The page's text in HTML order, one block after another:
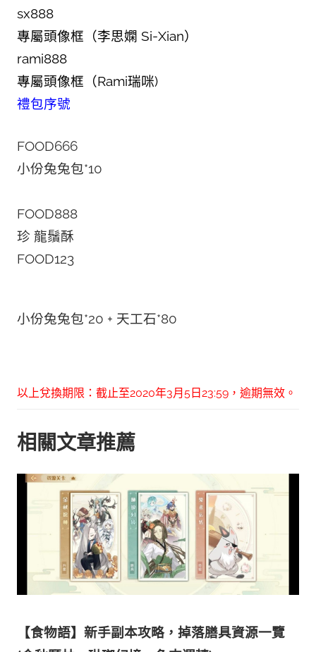
sx888
專屬頭像框（李思嫻 Si-Xian）
rami888
專屬頭像框（Rami瑞咪)
禮包序號
FOOD666
小份兔兔包*10
FOOD888
珍 龍鬚酥
FOOD123
小份兔兔包*20 + 天工石*80
以上兌換期限：截止至2020年3月5日23:59，逾期無效。
相關文章推薦
【食物語】新手副本攻略，掉落膳具資源一覽